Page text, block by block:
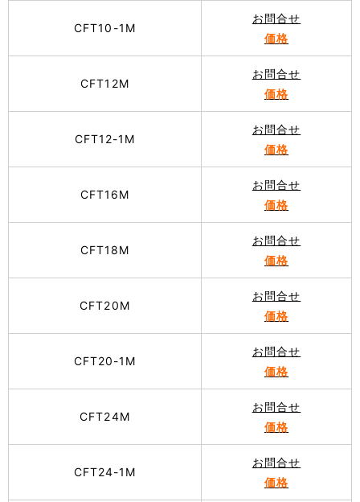
CFT10-1M
お問合せ
価格
CFT12M
お問合せ
価格
CFT12-1M
お問合せ
価格
CFT16M
お問合せ
価格
CFT18M
お問合せ
価格
CFT20M
お問合せ
価格
CFT20-1M
お問合せ
価格
CFT24M
お問合せ
価格
CFT24-1M
お問合せ
価格